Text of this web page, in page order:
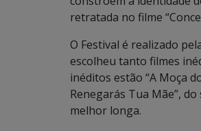
retratada no filme
O Festival é realizado
escolheu tanto filmes
inéditos estão “A Moça
Renegarás Tua Mãe”,
melhor longa.